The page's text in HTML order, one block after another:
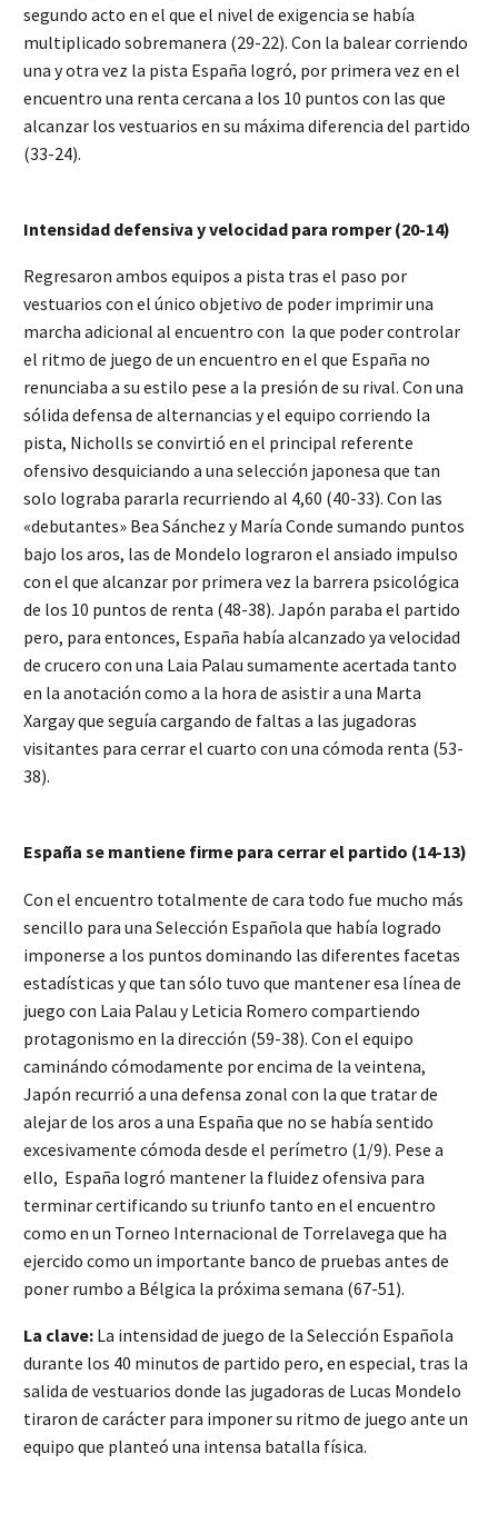
segundo acto en el que el nivel de exigencia se había
multiplicado sobremanera (29-22). Con la balear corriendo
una y otra vez la pista España logró, por primera vez en el
encuentro una renta cercana a los 10 puntos con las que
alcanzar los vestuarios en su máxima diferencia del partido
(33-24).
Intensidad defensiva y velocidad para romper (20-14)
Regresaron ambos equipos a pista tras el paso por
vestuarios con el único objetivo de poder imprimir una
marcha adicional al encuentro con la que poder controlar
el ritmo de juego de un encuentro en el que España no
renunciaba a su estilo pese a la presión de su rival. Con una
sólida defensa de alternancias y el equipo corriendo la
pista, Nicholls se convirtió en el principal referente
ofensivo desquiciando a una selección japonesa que tan
solo lograba pararla recurriendo al 4,60 (40-33). Con las
«debutantes» Bea Sánchez y María Conde sumando puntos
bajo los aros, las de Mondelo lograron el ansiado impulso
con el que alcanzar por primera vez la barrera psicológica
de los 10 puntos de renta (48-38). Japón paraba el partido
pero, para entonces, España había alcanzado ya velocidad
de crucero con una Laia Palau sumamente acertada tanto
en la anotación como a la hora de asistir a una Marta
Xargay que seguía cargando de faltas a las jugadoras
visitantes para cerrar el cuarto con una cómoda renta (53-
38).
España se mantiene firme para cerrar el partido (14-13)
Con el encuentro totalmente de cara todo fue mucho más
sencillo para una Selección Española que había logrado
imponerse a los puntos dominando las diferentes facetas
estadísticas y que tan sólo tuvo que mantener esa línea de
juego con Laia Palau y Leticia Romero compartiendo
protagonismo en la dirección (59-38). Con el equipo
caminándo cómodamente por encima de la veintena,
Japón recurrió a una defensa zonal con la que tratar de
alejar de los aros a una España que no se había sentido
excesivamente cómoda desde el perímetro (1/9). Pese a
ello, España logró mantener la fluidez ofensiva para
terminar certificando su triunfo tanto en el encuentro
como en un Torneo Internacional de Torrelavega que ha
ejercido como un importante banco de pruebas antes de
poner rumbo a Bélgica la próxima semana (67-51).
La clave: La intensidad de juego de la Selección Española
durante los 40 minutos de partido pero, en especial, tras la
salida de vestuarios donde las jugadoras de Lucas Mondelo
tiraron de carácter para imponer su ritmo de juego ante un
equipo que planteó una intensa batalla física.